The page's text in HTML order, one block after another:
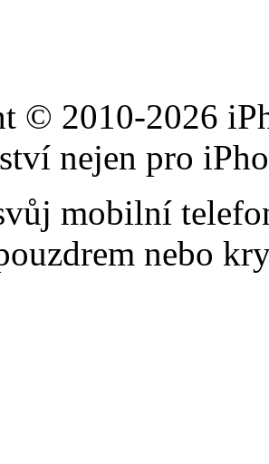
© 2010-2026
nejen pro
mobilní
nebo